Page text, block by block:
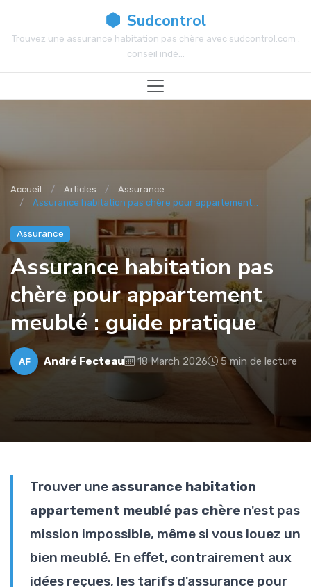
Sudcontrol
Trouvez une assurance habitation pas chère avec sudcontrol.com :
conseil indé...
Accueil Articles
Assurance
Assurance habitation pas chère pour appartement...
Assurance
Assurance habitation pas
chère pour appartement
meublé : guide pratique
AF André Fecteau 18 March 2026 5 min de lecture
Trouver une assurance habitation
appartement meublé pas chère n'est pas
mission impossible, même si vous louez un
bien meublé. En effet, contrairement aux
idées reçues, les tarifs d'assurance pour